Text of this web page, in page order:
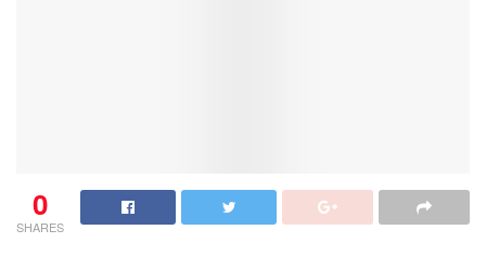
0
SHARES